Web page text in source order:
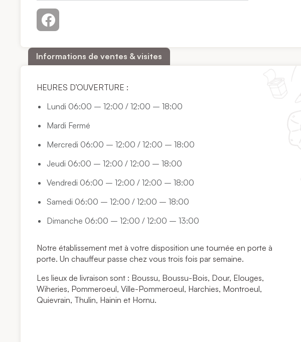
Informations de ventes & visites
HEURES D’OUVERTURE :
Lundi 06:00 – 12:00 / 12:00 – 18:00
Mardi Fermé
Mercredi 06:00 – 12:00 / 12:00 – 18:00
Jeudi 06:00 – 12:00 / 12:00 – 18:00
Vendredi 06:00 – 12:00 / 12:00 – 18:00
Samedi 06:00 – 12:00 / 12:00 – 18:00
Dimanche 06:00 – 12:00 / 12:00 – 13:00
Notre établissement met à votre disposition une tournée en porte à
porte. Un chauffeur passe chez vous trois fois par semaine.
Les lieux de livraison sont : Boussu, Boussu-Bois, Dour, Elouges,
Wiheries, Pommeroeul, Ville-Pommeroeul, Harchies, Montroeul,
Quievrain, Thulin, Hainin et Hornu.